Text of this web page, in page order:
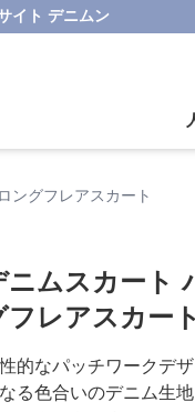
イト デニムン
ングフレアスカート
ニムスカート
フレアスカート
的なパッチワークデ
る色合いのデニム生